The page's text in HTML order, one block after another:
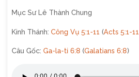
Mục Sư Lê Thành Chung
Kinh Thánh: Công Vụ 5:1-11 (Acts 5:1-11
Câu Gốc: Ga-la-ti 6:8 (Galatians 6:8)